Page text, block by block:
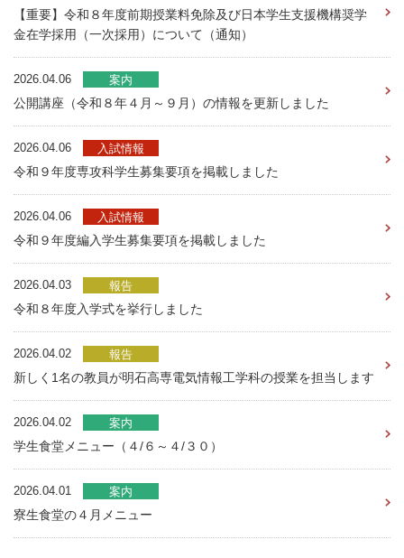
【重要】令和８年度前期授業料免除及び日本学生支援機構奨学
金在学採用（一次採用）について（通知）
2026.04.06 案内
公開講座（令和８年４月～９月）の情報を更新しました
2026.04.06 入試情報
令和９年度専攻科学生募集要項を掲載しました
2026.04.06 入試情報
令和９年度編入学生募集要項を掲載しました
2026.04.03 報告
令和８年度入学式を挙行しました
2026.04.02 報告
新しく1名の教員が明石高専電気情報工学科の授業を担当します
2026.04.02 案内
学生食堂メニュー（４/６～４/３０）
2026.04.01 案内
寮生食堂の４月メニュー